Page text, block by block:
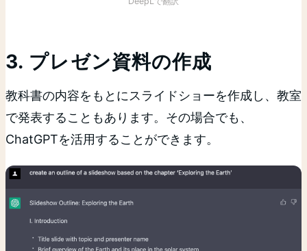
3. プレゼン資料の作成
教科書の内容をもとにスライドショーを作成し、教室
で発表することもあります。その場合でも、
ChatGPTを活用することができます。